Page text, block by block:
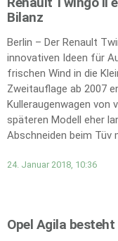
Bilanz
Berlin – Der Renault
innovativen Ideen für
frischen Wind in die
Zweitauflage ab 2007
Kulleraugenwagen von
späteren Modell eher
Abschneiden beim Tüv
24. Januar 2018, 10:36
Opel Agila